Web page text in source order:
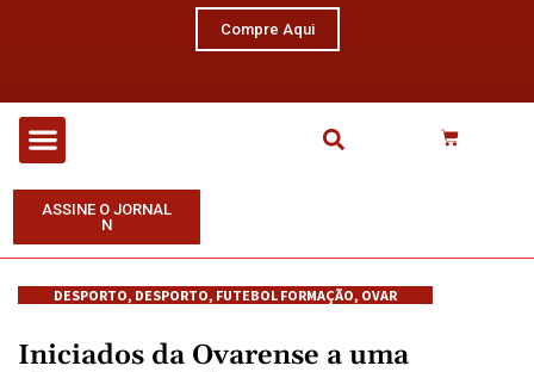
Compre Aqui
ASSINE O JORNAL
N
DESPORTO, DESPORTO, FUTEBOL FORMAÇÃO, OVAR
Iniciados da Ovarense a uma